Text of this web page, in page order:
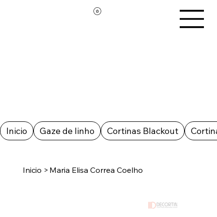
Inicio Gaze de linho Cortinas Blackout
Inicio > Maria Elisa Correa Coelho